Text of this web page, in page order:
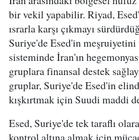
bir vekil yapabilir. Riyad,
ısrarla karşı çıkmayı
Suriye'de Esed'in
sisteminde İran'ın
gruplara finansal destek
gruplar, Suriye'de Esed'in
kışkırtmak için Suudi maddi
Esed, Suriye'de tek taraflı
kontrol altına almak için